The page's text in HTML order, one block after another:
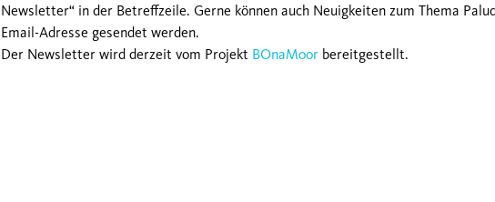
Newsletter“ in der Betreffzeile. Gerne können auch Neuigkeiten zum Thema
Email-Adresse gesendet werden.
Der Newsletter wird derzeit vom Projekt BOnaMoor bereitgestellt.